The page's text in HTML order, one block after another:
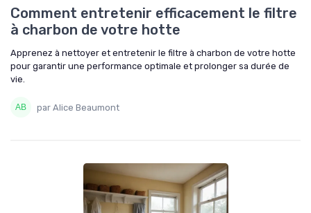
Comment entretenir efficacement le filtre
à charbon de votre hotte
Apprenez à nettoyer et entretenir le filtre à charbon de votre hotte
pour garantir une performance optimale et prolonger sa durée de
vie.
par Alice Beaumont